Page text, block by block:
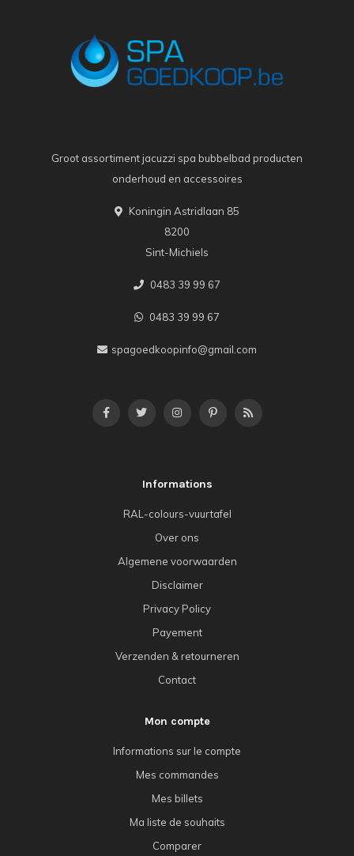
Groot assortiment jacuzzi spa bubbelbad producten
onderhoud en accessoires
Koningin Astridlaan 85
8200
Sint-Michiels
0483 39 99 67
0483 39 99 67
spagoedkoopinfo@gmail.com
Informations
RAL-colours-vuurtafel
Over ons
Algemene voorwaarden
Disclaimer
Privacy Policy
Payement
Verzenden & retourneren
Contact
Mon compte
Informations sur le compte
Mes commandes
Mes billets
Ma liste de souhaits
Comparer